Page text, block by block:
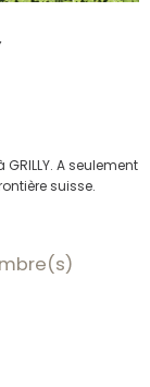
GRILLY. A seulement
suisse.